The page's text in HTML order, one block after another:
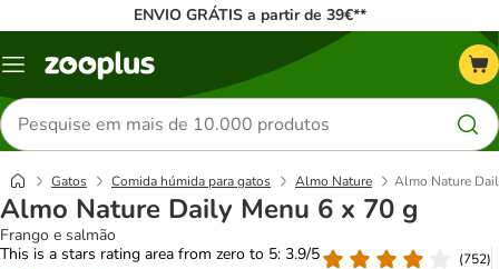
ENVIO GRÁTIS a partir de 39€**
Menu
Pesquisar
produtos
Gatos Comida húmida para gatos Almo Nature Almo Nature
Almo Nature Daily Menu 6 x 70 g
Frango e salmão
This is a stars rating area from zero to 5: 3.9/5
(752)